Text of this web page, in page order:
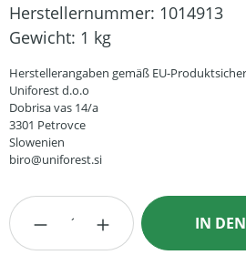
Herstellernummer: 1014913
Gewicht: 1 kg
Herstellerangaben gemäß EU-
Uniforest d.o.o
Dobrisa vas 14/a
3301 Petrovce
Slowenien
biro@uniforest.si
Produkt Anzahl: Gib
IN